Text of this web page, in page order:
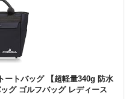
ートバッグ 【超軽量340g 防水
グ ゴルフバッグ レディース